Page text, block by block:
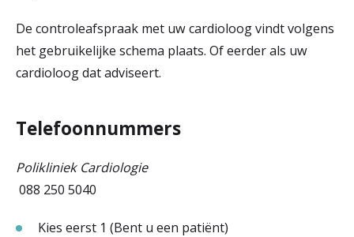
De controleafspraak met uw cardioloog vindt volgens
het gebruikelijke schema plaats. Of eerder als uw
cardioloog dat adviseert.
Telefoonnummers
Polikliniek Cardiologie
088 250 5040
Kies eerst 1 (Bent u een patiënt)